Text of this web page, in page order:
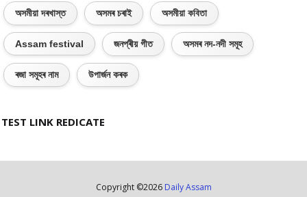
অসমীয়া দৰখাস্ত অসমৰ চৰাই অসমীয়া কবিতা
Assam festival জনপ্ৰীয় গীত অসমৰ নদ-নদী সমূহ
ৰজা সমূহৰ নাম উপাৰ্জন কৰক
TEST LINK REDICATE
Copyright ©2026 Daily Assam